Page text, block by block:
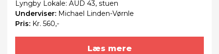
Lyngby Lokale: AUD 43, stuen
Underviser: Michael Linden-Vørnle
Pris: Kr. 560,-
Læs mere